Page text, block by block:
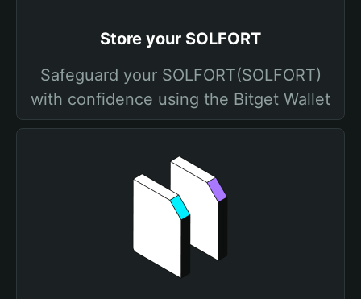
Store your SOLFORT
Safeguard your SOLFORT(SOLFORT)
with confidence using the Bitget Wallet